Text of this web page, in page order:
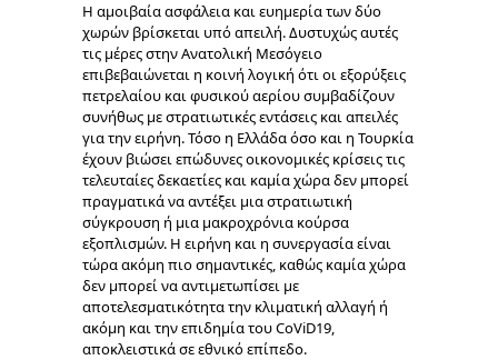
Η αμοιβαία ασφάλεια και ευημερία των δύο
χωρών βρίσκεται υπό απειλή. Δυστυχώς αυτές
τις μέρες στην Ανατολική Μεσόγειο
επιβεβαιώνεται η κοινή λογική ότι οι εξορύξεις
πετρελαίου και φυσικού αερίου συμβαδίζουν
συνήθως με στρατιωτικές εντάσεις και απειλές
για την ειρήνη. Τόσο η Ελλάδα όσο και η Τουρκία
έχουν βιώσει επώδυνες οικονομικές κρίσεις τις
τελευταίες δεκαετίες και καμία χώρα δεν μπορεί
πραγματικά να αντέξει μια στρατιωτική
σύγκρουση ή μια μακροχρόνια κούρσα
εξοπλισμών. Η ειρήνη και η συνεργασία είναι
τώρα ακόμη πιο σημαντικές, καθώς καμία χώρα
δεν μπορεί να αντιμετωπίσει με
αποτελεσματικότητα την κλιματική αλλαγή ή
ακόμη και την επιδημία του CoViD19,
αποκλειστικά σε εθνικό επίπεδο.